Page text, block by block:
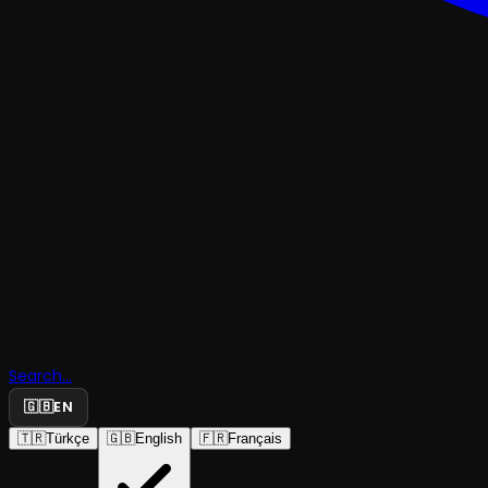
Search...
🇬🇧EN
🇹🇷Türkçe 🇬🇧English 🇫🇷Français
Yaşamak